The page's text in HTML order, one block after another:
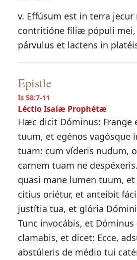
v. Effúsum est in terra
contritióne fíliæ pópuli mei,
párvulus et lactens in
Epistle
Is 58:7-11
Léctio Isaíæ Prophétæ
Hæc dicit Dóminus: Frange
tuum, et egénos vagósque
tuam: cum víderis nudum,
carnem tuam ne
quasi mane lumen tuum,
citius oriétur, et anteíbit
justítia tua, et glória
Tunc invocábis, et
clamabis, et dicet: Ecce,
abstúleris de médio tui